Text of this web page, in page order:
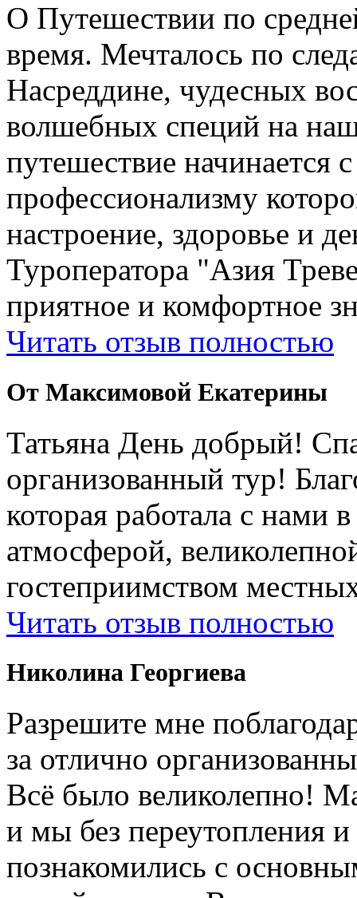
О Путешествии по
время. Мечталось по
Насреддине, чудесных
волшебных специй на
путешествие
профессионализму
настроение, здоровье и
Туроператора "Азия
приятное и комфортное
Читать отзыв полностью
От Максимовой Екатерины
Татьяна День добрый!
организованный тур!
которая работала с нами
атмосферой,
гостеприимством
Читать отзыв полностью
Николина Георгиева
Разрешите мне
за отлично
Всë было великолепно!
и мы без переутопления
познакомились с